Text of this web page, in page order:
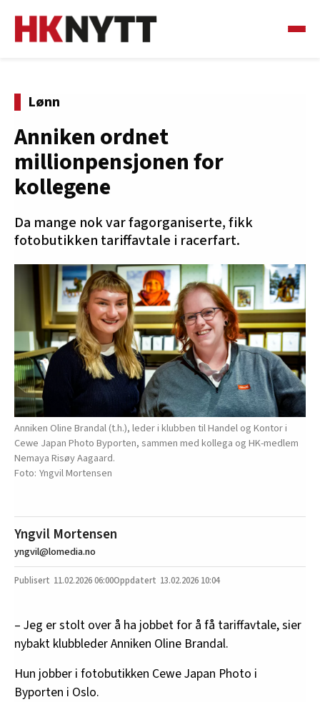
Lønn
Anniken ordnet
millionpensjonen for
kollegene
Da mange nok var fagorganiserte, fikk
fotobutikken tariffavtale i racerfart.
Anniken Oline Brandal (t.h.), leder i klubben til Handel og Kontor i
Cewe Japan Photo Byporten, sammen med kollega og HK-medlem
Nemaya Risøy Aagaard.
Yngvil Mortensen
Yngvil Mortensen
yngvil@lomedia.no
11.02.202606:00 13.02.2026 10:04
– Jeg er stolt over å ha jobbet for å få tariffavtale, sier
nybakt klubbleder Anniken Oline Brandal.
Hun jobber i fotobutikken Cewe Japan Photo i
Byporten i Oslo.